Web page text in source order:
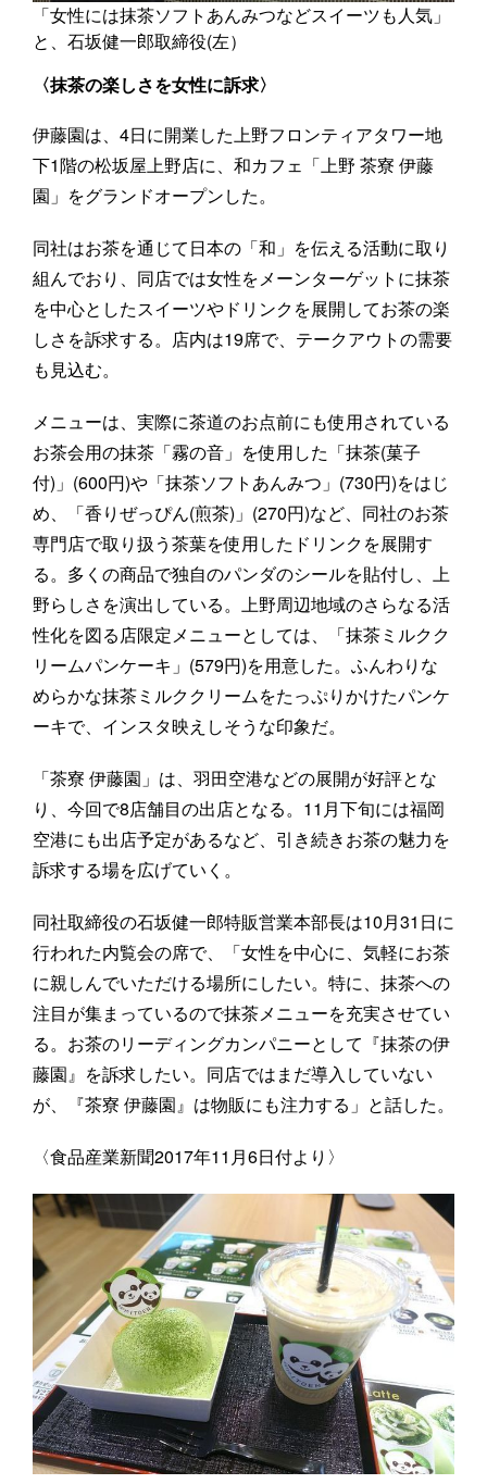
「女性には抹茶ソフトあんみつなどスイーツも人気」
と、石坂健一郎取締役(左）
〈抹茶の楽しさを女性に訴求〉
伊藤園は、4日に開業した上野フロンティアタワー地
下1階の松坂屋上野店に、和カフェ「上野 茶寮 伊藤
園」をグランドオープンした。
同社はお茶を通じて日本の「和」を伝える活動に取り
組んでおり、同店では女性をメーンターゲットに抹茶
を中心としたスイーツやドリンクを展開してお茶の楽
しさを訴求する。店内は19席で、テークアウトの需要
も見込む。
メニューは、実際に茶道のお点前にも使用されている
お茶会用の抹茶「霧の音」を使用した「抹茶(菓子
付)」(600円)や「抹茶ソフトあんみつ」(730円)をはじ
め、「香りぜっぴん(煎茶)」(270円)など、同社のお茶
専門店で取り扱う茶葉を使用したドリンクを展開す
る。多くの商品で独自のパンダのシールを貼付し、上
野らしさを演出している。上野周辺地域のさらなる活
性化を図る店限定メニューとしては、「抹茶ミルクク
リームパンケーキ」(579円)を用意した。ふんわりな
めらかな抹茶ミルククリームをたっぷりかけたパンケ
ーキで、インスタ映えしそうな印象だ。
「茶寮 伊藤園」は、羽田空港などの展開が好評とな
り、今回で8店舗目の出店となる。11月下旬には福岡
空港にも出店予定があるなど、引き続きお茶の魅力を
訴求する場を広げていく。
同社取締役の石坂健一郎特販営業本部長は10月31日に
行われた内覧会の席で、「女性を中心に、気軽にお茶
に親しんでいただける場所にしたい。特に、抹茶への
注目が集まっているので抹茶メニューを充実させてい
る。お茶のリーディングカンパニーとして『抹茶の伊
藤園』を訴求したい。同店ではまだ導入していない
が、『茶寮 伊藤園』は物販にも注力する」と話した。
〈食品産業新聞2017年11月6日付より〉